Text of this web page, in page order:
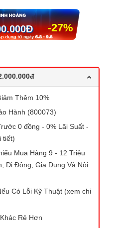
-27%
Đ
Thêm 10%
Hành (800073)
0 đồng - 0% Lãi Suất -
tiết)
Mua Hàng 9 - 12 Triệu
Di Động, Gia Dụng Và Nội
Có Lỗi Kỹ Thuật (xem chi
Rẻ Hơn